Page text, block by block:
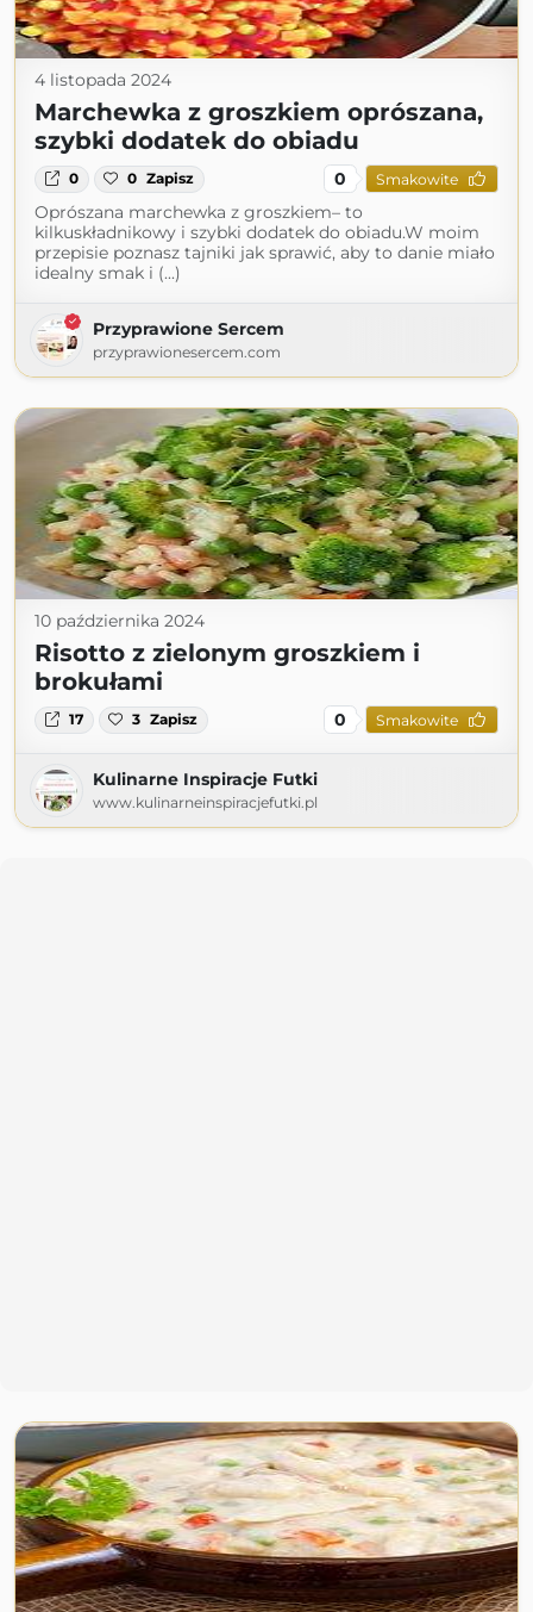
4 listopada 2024
Marchewka z groszkiem oprószana,
szybki dodatek do obiadu
0 0 Zapisz 0 Smakowite
Oprószana marchewka z groszkiem– to
kilkuskładnikowy i szybki dodatek do obiadu.W moim
przepisie poznasz tajniki jak sprawić, aby to danie miało
idealny smak i (...)
Przyprawione Sercem
przyprawionesercem.com
10 października 2024
Risotto z zielonym groszkiem i
brokułami
17 3 Zapisz 0 Smakowite
Kulinarne Inspiracje Futki
www.kulinarneinspiracjefutki.pl